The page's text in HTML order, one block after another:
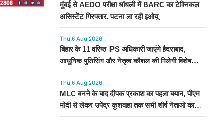
मुंबई से AEDO परीक्षा धांधली में BARC का टेक्निकल
असिस्टेंट गिरफ्तार, पटना ला रही इओयू
Thu,6 Aug 2026
बिहार के 11 वरिष्ठ IPS अधिकारी जाएंगे हैदराबाद,
आधुनिक पुलिसिंग और नेतृत्व कौशल की मिलेगी विशेष
ट्रेनिंग
Thu,6 Aug 2026
MLC बनने के बाद दीपक प्रकाश का पहला बयान, पीएम
मोदी से लेकर उपेंद्र कुशवाहा तक सभी शीर्ष नेताओं का
जताया आभार